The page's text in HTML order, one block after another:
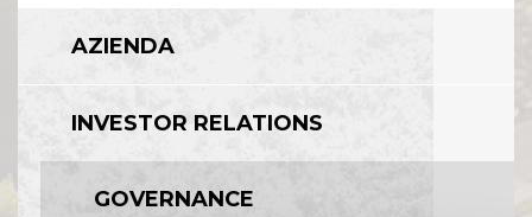
AZIENDA
INVESTOR RELATIONS
GOVERNANCE